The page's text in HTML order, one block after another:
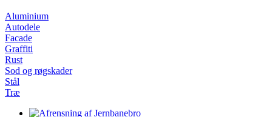
Aluminium
Autodele
Facade
Graffiti
Rust
Sod og røgskader
Stål
Træ